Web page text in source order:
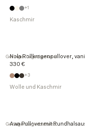
Kaschmir
+1
Geringer Lagerbestand
Nola Rollkragenpullover,
330 €
Wolle und Kaschmir
+3
Geringer Lagerbestand